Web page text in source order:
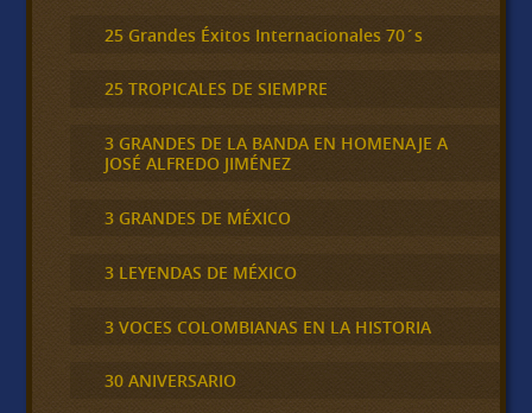
25 Grandes Éxitos Internacionales 70´s
25 TROPICALES DE SIEMPRE
3 GRANDES DE LA BANDA EN HOMENAJE A
JOSÉ ALFREDO JIMÉNEZ
3 GRANDES DE MÉXICO
3 LEYENDAS DE MÉXICO
3 VOCES COLOMBIANAS EN LA HISTORIA
30 ANIVERSARIO